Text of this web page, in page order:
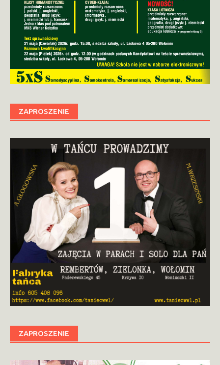
ZAPROSZENIE
ZAPROSZENIE